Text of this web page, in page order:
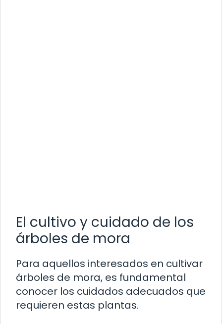
El cultivo y cuidado de los
árboles de mora
Para aquellos interesados en cultivar
árboles de mora, es fundamental
conocer los cuidados adecuados que
requieren estas plantas.